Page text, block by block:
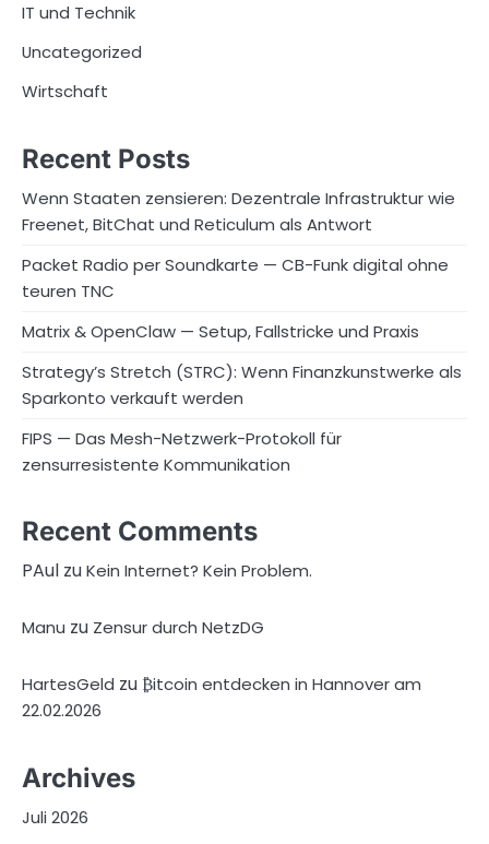
IT und Technik
Uncategorized
Wirtschaft
Recent Posts
Wenn Staaten zensieren: Dezentrale Infrastruktur wie
Freenet, BitChat und Reticulum als Antwort
Packet Radio per Soundkarte — CB-Funk digital ohne
teuren TNC
Matrix & OpenClaw — Setup, Fallstricke und Praxis
Strategy’s Stretch (STRC): Wenn Finanzkunstwerke als
Sparkonto verkauft werden
FIPS — Das Mesh-Netzwerk-Protokoll für
zensurresistente Kommunikation
Recent Comments
PAul zuKein Internet? Kein Problem.
Manu zu Zensur durch NetzDG
HartesGeld zu ₿itcoin entdecken in Hannover am
22.02.2026
Archives
Juli 2026